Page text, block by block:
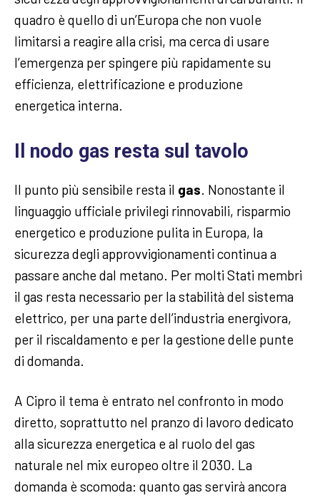
quadro è quello di un’Europa che non vuole
limitarsi a reagire alla crisi, ma cerca di usare
l’emergenza per spingere più rapidamente su
efficienza, elettrificazione e produzione
energetica interna.
Il nodo gas resta sul tavolo
Il punto più sensibile resta il gas. Nonostante il
linguaggio ufficiale privilegi rinnovabili, risparmio
energetico e produzione pulita in Europa, la
sicurezza degli approvvigionamenti continua a
passare anche dal metano. Per molti Stati membri
il gas resta necessario per la stabilità del sistema
elettrico, per una parte dell’industria energivora,
per il riscaldamento e per la gestione delle punte
di domanda.
A Cipro il tema è entrato nel confronto in modo
diretto, soprattutto nel pranzo di lavoro dedicato
alla sicurezza energetica e al ruolo del gas
naturale nel mix europeo oltre il 2030. La
domanda è scomoda: quanto gas servirà ancora